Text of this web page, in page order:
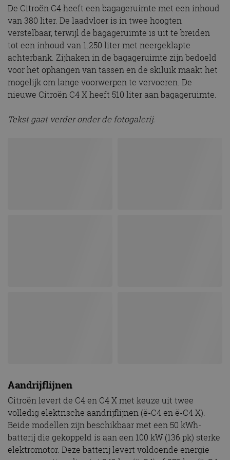
De Citroën C4 heeft een bagageruimte met een inhoud
van 380 liter. De laadvloer is in twee hoogten
verstelbaar, terwijl de bagageruimte is uit te breiden
tot een inhoud van 1.250 liter met neergeklapte
achterbank. Zijhaken in de bagageruimte zijn bedoeld
voor het ophangen van tassen en de skiluik maakt het
mogelijk om lange voorwerpen te vervoeren. De
nieuwe Citroën C4 X heeft 510 liter aan bagageruimte.
Tekst gaat verder onder de fotogalerij.
Aandrijflijnen
Citroën levert de C4 en C4 X met keuze uit twee
volledig elektrische aandrijflijnen (ë-C4 en ë-C4 X).
Beide modellen zijn beschikbaar met een 50 kWh-
batterij die gekoppeld is aan een 100 kW (136 pk) sterke
elektromotor. Deze batterij levert voldoende energie